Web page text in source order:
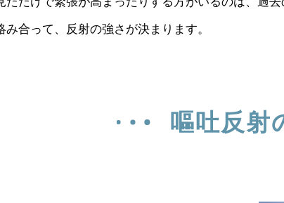
合って、反射の強さが決まります。
嘔吐反射